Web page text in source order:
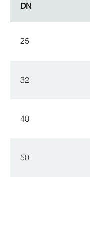
DN
DN
25
32
40
50